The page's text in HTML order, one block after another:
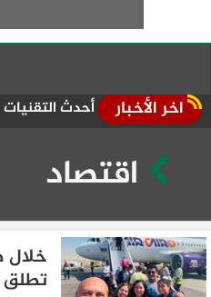
اخر الأخبار
أحدث التقنيات والتوصيات
اقتصاد
تطلق